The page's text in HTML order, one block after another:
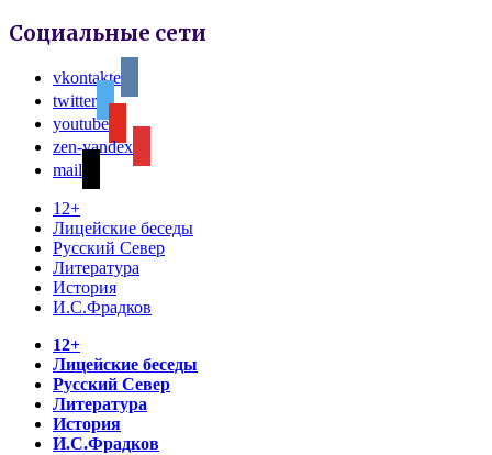
Социальные сети
vkontakte
twitter
youtube
zen-yandex
mail
12+
Лицейские беседы
Русский Север
Литература
История
И.С.Фрадков
12+
Лицейские беседы
Русский Север
Литература
История
И.С.Фрадков